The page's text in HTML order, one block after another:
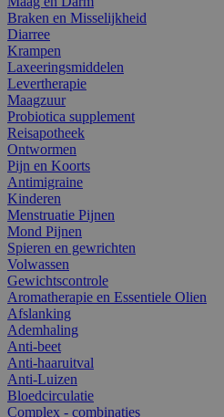
Braken en Misselijkheid
Diarree
Krampen
Laxeeringsmiddelen
Levertherapie
Maagzuur
Probiotica supplement
Reisapotheek
Ontwormen
Pijn en Koorts
Antimigraine
Kinderen
Menstruatie Pijnen
Mond Pijnen
Spieren en gewrichten
Volwassen
Gewichtscontrole
Aromatherapie en Essentiele Olien
Afslanking
Ademhaling
Anti-beet
Anti-haaruitval
Anti-Luizen
Bloedcirculatie
Complex - combinaties